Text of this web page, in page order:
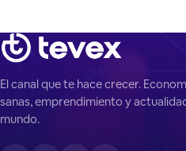
El canal que te hace crecer.
sanas, emprendimiento y
mundo.